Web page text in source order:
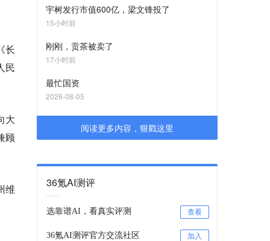
长
民
大
顾
维
宇树发行市值600亿，梁文锋投了
15小时前
刚刚，贡茶被卖了
17小时前
最忙国资
2026-08-05
阅读更多内容，狠戳这里
36氪AI测评
选靠谱AI，看真实评测 查看
36氪AI测评官方交流社区 加入